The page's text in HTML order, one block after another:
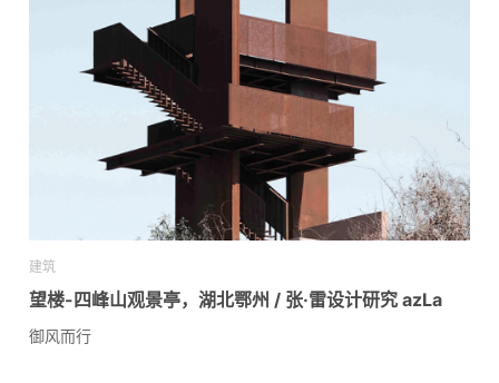
建筑
望楼-四峰山观景亭，湖北鄂州 / 张·雷设计研究 azLa
御风而行